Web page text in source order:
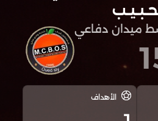
ميدان دفاعي
الأهداف